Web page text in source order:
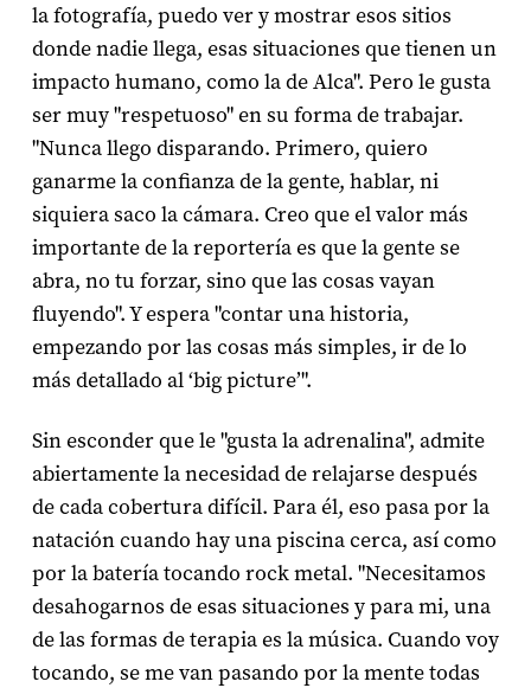
la fotografía, puedo ver y mostrar esos sitios
donde nadie llega, esas situaciones que tienen un
impacto humano, como la de Alca". Pero le gusta
ser muy "respetuoso" en su forma de trabajar.
"Nunca llego disparando. Primero, quiero
ganarme la confianza de la gente, hablar, ni
siquiera saco la cámara. Creo que el valor más
importante de la reportería es que la gente se
abra, no tu forzar, sino que las cosas vayan
fluyendo". Y espera "contar una historia,
empezando por las cosas más simples, ir de lo
más detallado al ‘big picture’".
Sin esconder que le "gusta la adrenalina", admite
abiertamente la necesidad de relajarse después
de cada cobertura difícil. Para él, eso pasa por la
natación cuando hay una piscina cerca, así como
por la batería tocando rock metal. "Necesitamos
desahogarnos de esas situaciones y para mi, una
de las formas de terapia es la música. Cuando voy
tocando, se me van pasando por la mente todas